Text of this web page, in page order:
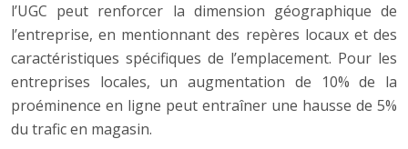
l’UGC peut renforcer la dimension géographique de
l’entreprise, en mentionnant des repères locaux et des
caractéristiques spécifiques de l’emplacement. Pour les
entreprises locales, un augmentation de 10% de la
proéminence en ligne peut entraîner une hausse de 5%
du trafic en magasin.